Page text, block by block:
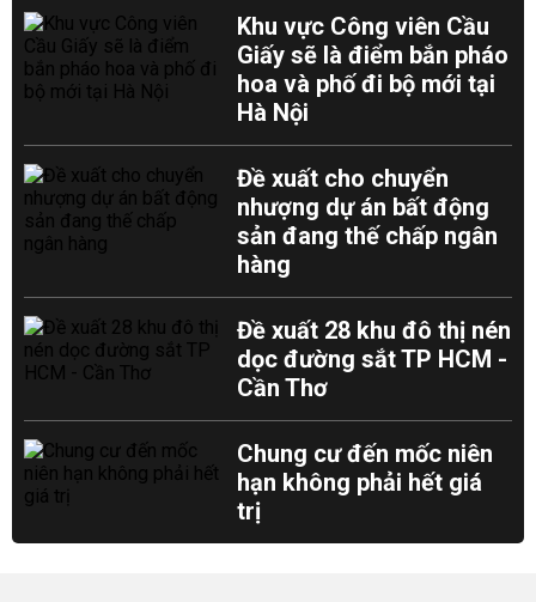
Khu vực Công viên Cầu
Giấy sẽ là điểm bắn pháo
hoa và phố đi bộ mới tại
Hà Nội
Đề xuất cho chuyển
nhượng dự án bất động
sản đang thế chấp ngân
hàng
Đề xuất 28 khu đô thị nén
dọc đường sắt TP HCM -
Cần Thơ
Chung cư đến mốc niên
hạn không phải hết giá
trị